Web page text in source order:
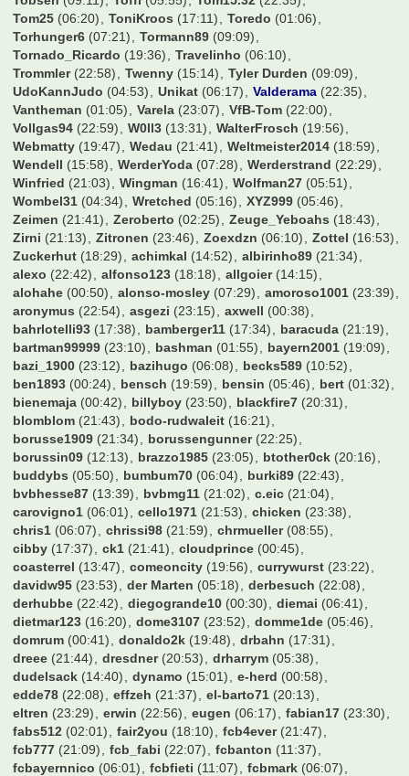
Tom25 (06:20) ToniKroos (17:11) Toredo (01:06)
Torhunger6 (07:21) Tormann89 (09:09)
Tornado_Ricardo (19:36) Travelinho (06:10)
Trommler(22:58) Twenny (15:14) Tyler Durden (09:09)
UdoKannJudo (04:53) Unikat (06:17) Valderama (22:35)
Vantheman (01:05) Varela (23:07) VfB-Tom (22:00)
Vollgas94 (22:59) W0ll3 (13:31) WalterFrosch (19:56)
Webmatty (19:47) Wedau (21:41) Weltmeister2014 (18:59)
Wendell (15:58) WerderYoda (07:28) Werderstrand (22:29)
Winfried (21:03) Wingman (16:41) Wolfman27 (05:51)
Wombel31 (04:34) Wretched (05:16) XYZ999 (05:46)
Zeimen (21:41) Zeroberto (02:25) Zeuge_Yeboahs (18:43)
Zirni (21:13) Zitronen (23:46) Zoexdzn (06:10) Zottel (16:53)
Zuckerhut (18:29) achimkal (14:52) albirinho89 (21:34)
alexo (22:42) alfonso123 (18:18) allgoier(14:15)
alohahe (00:50) alonso-mosley (07:29) amoroso1001 (23:39)
aronymus (22:54) asgezi (23:15) axwell (00:38)
bahrlotelli93 (17:38) bamberger11 (17:34) baracuda (21:19)
bartman99999 (23:10) bashman (01:55) bayern2001 (19:09)
bazi_1900 (23:12) bazihugo (06:08) becks589 (10:52)
ben1893 (00:24) bensch (19:59) bensin (05:46) bert (01:32)
bienemaja (00:42) billyboy (23:50) blackfire7 (20:31)
blomblom (21:43) bodo-rudwaleit (16:21)
borusse1909 (21:34) borussengunner(22:25)
borussin09 (12:13) brazzo1985 (23:05) btother0ck (20:16)
buddybs (05:50) bumbum70 (06:04) burki89 (22:43)
bvbhesse87 (13:39) bvbmg11 (21:02) c.eic (21:04)
carovigno1 (06:01) cello1971 (21:53) chicken (23:38)
chris1 (06:07) chrissi98 (21:59) chrmueller(08:55)
cibby (17:37) ck1 (21:41) cloudprince (00:45)
coasterrel (13:47) comeoncity (19:56) currywurst (23:22)
davidw95 (23:53) der Marten (05:18) derbesuch (22:08)
derhubbe (22:42) diegogrande10 (00:30) diemai (06:41)
dietmar123 (16:20) dome3107 (23:52) domme1de (05:46)
domrum (00:41) donaldo2k (19:48) drbahn (17:31)
dreee (21:44) dresdner(20:53) drharrym (05:38)
dudelsack (14:40) dynamo (15:01) e-herd (00:58)
edde78 (22:08) effzeh (21:37) el-barto71 (20:13)
eltren (23:29) erwin (22:56) eugen (06:17) fabian17 (23:30)
fabs512 (02:01) fair2you (18:10) fcb4ever(21:47)
fcb777 (21:09) fcb_fabi (22:07) fcbanton (11:37)
fcbayernnico (06:01) fcbfieti (11:07) fcbmark (06:07)